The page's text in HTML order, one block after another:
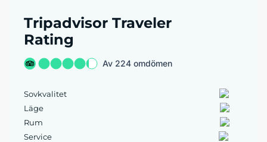
Tripadvisor Traveler
Rating
Av 224 omdömen
Sovkvalitet
Läge
Rum
Service